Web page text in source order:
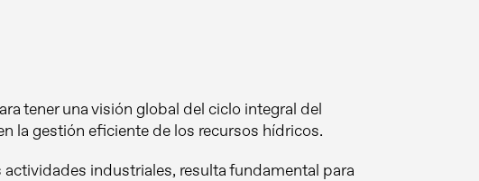
tener una visión global del ciclo integral del
la gestión eficiente de los recursos hídricos.
industriales, resulta fundamental para